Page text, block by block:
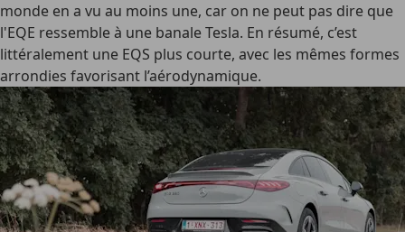
monde en a vu au moins une, car on ne peut pas dire que
l'EQE ressemble à une banale Tesla. En résumé, c’est
littéralement une EQS plus courte, avec les mêmes formes
arrondies favorisant l’aérodynamique.